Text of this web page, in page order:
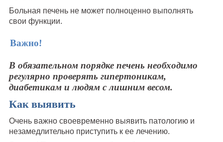
Больная печень не может полноценно выполнять
свои функции.
Важно!
В обязательном порядке печень необходимо
регулярно проверять гипертоникам,
диабетикам и людям с лишним весом.
Как выявить
Очень важно своевременно выявить патологию и
незамедлительно приступить к ее лечению.